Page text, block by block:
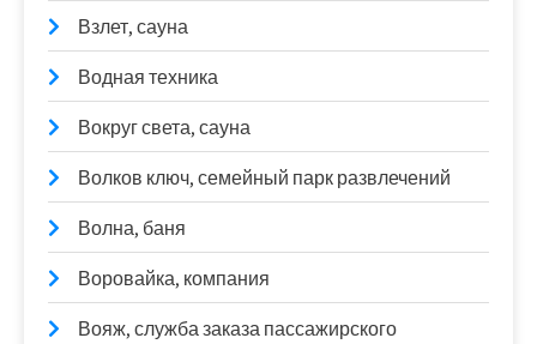
Взлет, сауна
Водная техника
Вокруг света, сауна
Волков ключ, семейный парк развлечений
Волна, баня
Воровайка, компания
Вояж, служба заказа пассажирского